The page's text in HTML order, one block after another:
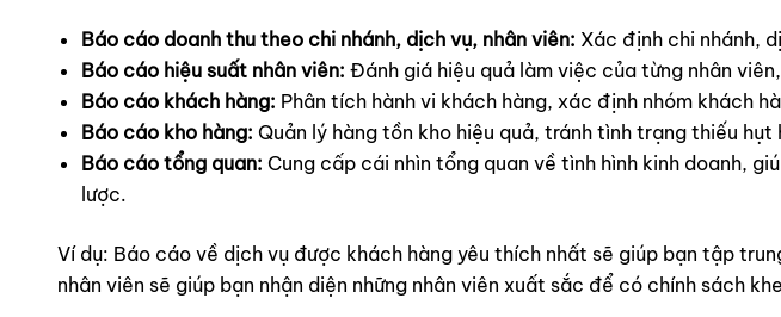
Báo cáo doanh thu theo chi nhánh, dịch vụ, nhân viên: Xác định chi nhánh,
Báo cáo hiệu suất nhân viên: Đánh giá hiệu quả làm việc của từng nhân
Báo cáo khách hàng: Phân tích hành vi khách hàng, xác định nhóm khách
Báo cáo kho hàng: Quản lý hàng tồn kho hiệu quả, tránh tình trạng thiếu hụt
Báo cáo tổng quan: Cung cấp cái nhìn tổng quan về tình hình kinh doanh,
lược.
Ví dụ: Báo cáo về dịch vụ được khách hàng yêu thích nhất sẽ giúp bạn tập
nhân viên sẽ giúp bạn nhận diện những nhân viên xuất sắc để có chính sách